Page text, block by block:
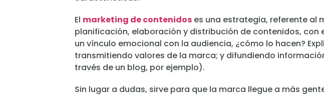
El marketing de contenidos es una estrategia, referente al
planificación, elaboración y distribución de contenidos,
un vínculo emocional con la audiencia, ¿cómo lo hacen?
transmitiendo valores de la marca; y difundiendo
través de un blog, por ejemplo).
Sin lugar a dudas, sirve para que la marca llegue a más